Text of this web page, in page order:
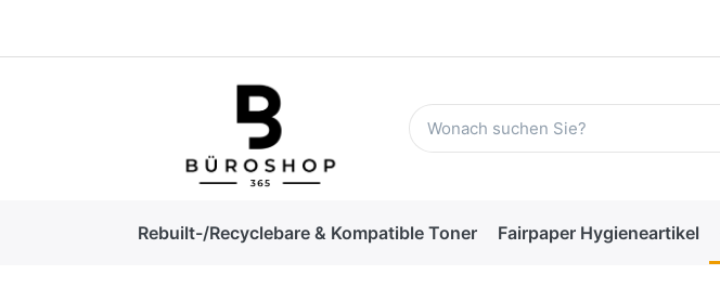
Rebuilt-/Recyclebare & Kompatible Toner Fairpaper Hygieneartikel